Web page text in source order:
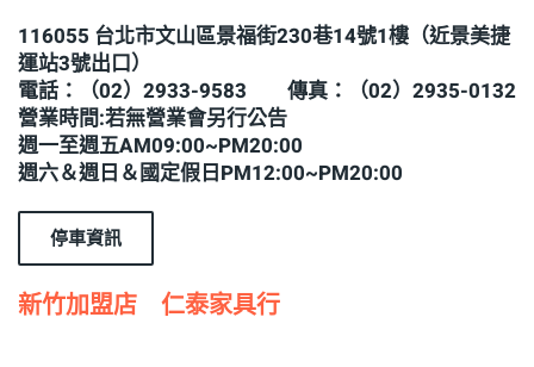
116055 台北市文山區景福街230巷14號1樓（近景美捷
運站3號出口）
電話：（02）2933-9583 傳真：（02）2935-0132
營業時間:若無營業會另行公告
週一至週五AM09:00~PM20:00
週六＆週日＆國定假日PM12:00~PM20:00
停車資訊
新竹加盟店 仁泰家具行